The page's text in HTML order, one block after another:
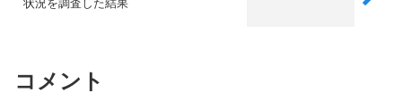
状況を調査した結果
コメント